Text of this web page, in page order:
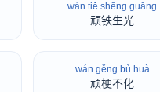
wán tiě shēng guāng
顽铁生光
wán gěng bù huà
顽梗不化